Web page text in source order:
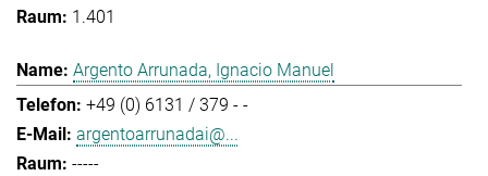
1.401
Argento Arrunada, Ignacio Manuel
+49 (0) 6131 / 379 - -
argentoarrunadai@...
-----